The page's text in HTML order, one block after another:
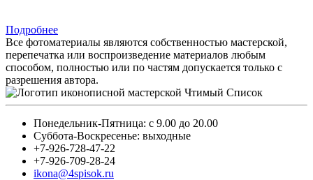
Подробнее
Все фотоматериалы являются собственностью мастерской,
перепечатка или воспроизведение материалов любым
способом, полностью или по частям допускается только с
разрешения автора.
Понедельник-Пятница: с 9.00 до 20.00
Суббота-Воскресенье: выходные
+7-926-728-47-22
+7-926-709-28-24
ikona@4spisok.ru